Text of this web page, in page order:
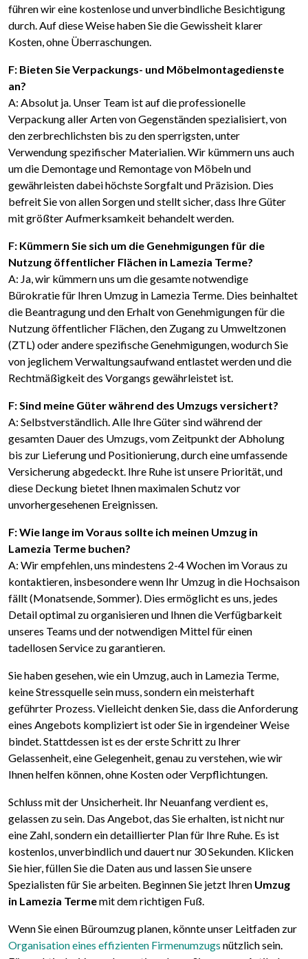
führen wir eine kostenlose und unverbindliche Besichtigung
durch. Auf diese Weise haben Sie die Gewissheit klarer
Kosten, ohne Überraschungen.
F: Bieten Sie Verpackungs- und Möbelmontagedienste
an?
A: Absolut ja. Unser Team ist auf die professionelle
Verpackung aller Arten von Gegenständen spezialisiert, von
den zerbrechlichsten bis zu den sperrigsten, unter
Verwendung spezifischer Materialien. Wir kümmern uns auch
um die Demontage und Remontage von Möbeln und
gewährleisten dabei höchste Sorgfalt und Präzision. Dies
befreit Sie von allen Sorgen und stellt sicher, dass Ihre Güter
mit größter Aufmerksamkeit behandelt werden.
F: Kümmern Sie sich um die Genehmigungen für die
Nutzung öffentlicher Flächen in Lamezia Terme?
A: Ja, wir kümmern uns um die gesamte notwendige
Bürokratie für Ihren Umzug in Lamezia Terme. Dies beinhaltet
die Beantragung und den Erhalt von Genehmigungen für die
Nutzung öffentlicher Flächen, den Zugang zu Umweltzonen
(ZTL) oder andere spezifische Genehmigungen, wodurch Sie
von jeglichem Verwaltungsaufwand entlastet werden und die
Rechtmäßigkeit des Vorgangs gewährleistet ist.
F: Sind meine Güter während des Umzugs versichert?
A: Selbstverständlich. Alle Ihre Güter sind während der
gesamten Dauer des Umzugs, vom Zeitpunkt der Abholung
bis zur Lieferung und Positionierung, durch eine umfassende
Versicherung abgedeckt. Ihre Ruhe ist unsere Priorität, und
diese Deckung bietet Ihnen maximalen Schutz vor
unvorhergesehenen Ereignissen.
F: Wie lange im Voraus sollte ich meinen Umzug in
Lamezia Terme buchen?
A: Wir empfehlen, uns mindestens 2-4 Wochen im Voraus zu
kontaktieren, insbesondere wenn Ihr Umzug in die Hochsaison
fällt (Monatsende, Sommer). Dies ermöglicht es uns, jedes
Detail optimal zu organisieren und Ihnen die Verfügbarkeit
unseres Teams und der notwendigen Mittel für einen
tadellosen Service zu garantieren.
Sie haben gesehen, wie ein Umzug, auch in Lamezia Terme,
keine Stressquelle sein muss, sondern ein meisterhaft
geführter Prozess. Vielleicht denken Sie, dass die Anforderung
eines Angebots kompliziert ist oder Sie in irgendeiner Weise
bindet. Stattdessen ist es der erste Schritt zu Ihrer
Gelassenheit, eine Gelegenheit, genau zu verstehen, wie wir
Ihnen helfen können, ohne Kosten oder Verpflichtungen.
Schluss mit der Unsicherheit. Ihr Neuanfang verdient es,
gelassen zu sein. Das Angebot, das Sie erhalten, ist nicht nur
eine Zahl, sondern ein detaillierter Plan für Ihre Ruhe. Es ist
kostenlos, unverbindlich und dauert nur 30 Sekunden. Klicken
Sie hier, füllen Sie die Daten aus und lassen Sie unsere
Spezialisten für Sie arbeiten. Beginnen Sie jetzt Ihren Umzug
in Lamezia Termemit dem richtigen Fuß.
Wenn Sie einen Büroumzug planen, könnte unser Leitfaden zur
Organisation eines effizienten Firmenumzugs nützlich sein.